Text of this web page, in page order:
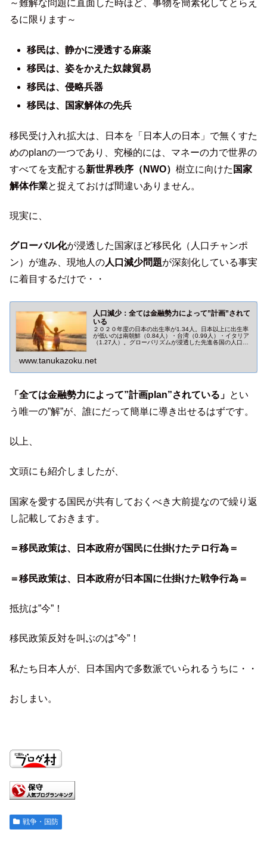
～難解な問題に直面した時ほど、事物を簡素化してとらえ
るに限ります～
移民は、静かに浸透する麻薬
移民は、姿をかえた奴隷貿易
移民は、侵略兵器
移民は、国家解体の先兵
移民受け入れ拡大は、日本を「日本人の日本」で無くすた
めのplanの一つであり、究極的には、マネーの力で世界の
すべてを支配する新世界秩序（NWO） 樹立に向けた 国家
解体作業と捉えておけば間違いありません。
現実に、
グローバル化が浸透した国家ほど移民化（人口チャンポ
ン）が進み、現地人の人口減少問題が深刻化している事実
に着目するだけで・・
人口減少：全ては金融勢力によって”計画”されて
いる
２０２０年度の日本の出生率が1.34人。日本以上に出生率
が低いのは南朝鮮（0.84人）・台湾（0.99人）・イタリア
（1.27人）。グローバリズムが浸透した先進各国の人口減
www.tanukazoku.net
「全ては金融勢力によって”計画plan”されている」 とい
う唯一の”解”が、誰にだって簡単に導き出せるはずです。
以上、
文頭にも紹介しましたが、
国家を愛する国民が共有しておくべき大前提なので繰り返
し記載しておきます。
＝移民政策は、日本政府が国民に仕掛けたテロ行為＝
＝移民政策は、日本政府が日本国に仕掛けた戦争行為＝
抵抗は”今”！
移民政策反対を叫ぶのは”今”！
私たち日本人が、日本国内で多数派でいられるうちに・・
おしまい。
戦争・国防